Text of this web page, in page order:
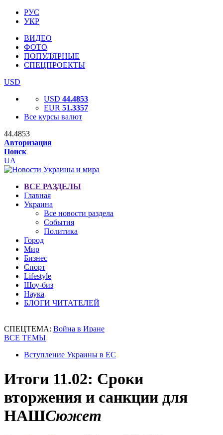
РУС
УКР
ВИДЕО
ФОТО
ПОПУЛЯРНЫЕ
СПЕЦПРОЕКТЫ
USD
USD 44.4853
EUR 51.3357
Все курсы валют
44.4853
Авторизация
Поиск
UA
ВСЕ РАЗДЕЛЫ
Главная
Украина
Все новости раздела
События
Политика
Город
Мир
Бизнес
Спорт
Lifestyle
Шоу-биз
Наука
БЛОГИ ЧИТАТЕЛЕЙ
СПЕЦТЕМА: Война в Иране
ВСЕ ТЕМЫ
Вступление Украины в ЕС
Итоги 11.02: Сроки
вторжения и санкции для
НАШСюжет